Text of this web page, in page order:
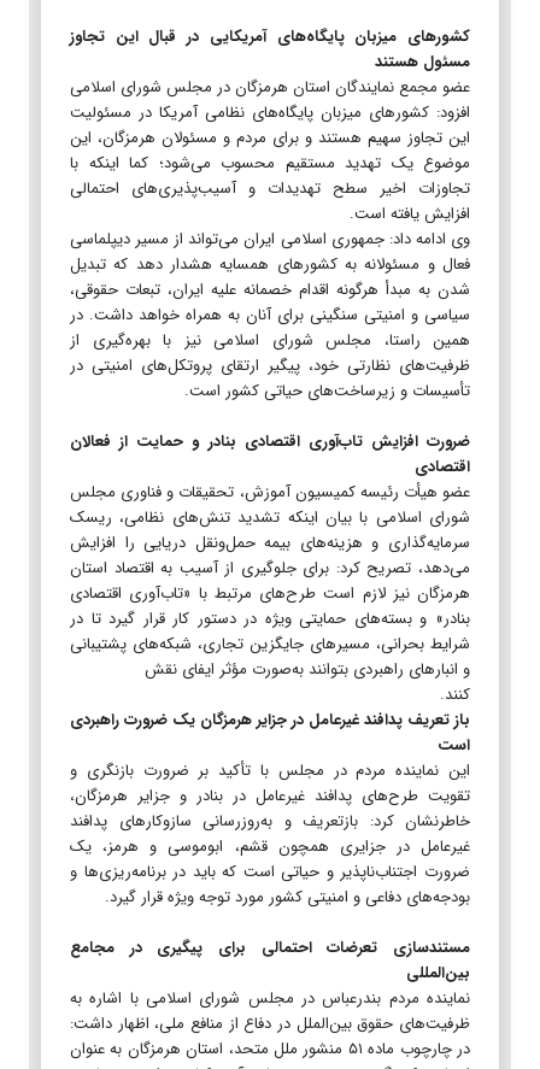
کشورهای میزبان پایگاه‌های آمریکایی در قبال این تجاوز
مسئول هستند
عضو مجمع نمایندگان استان هرمزگان در مجلس شورای اسلامی
افزود: کشورهای میزبان پایگاه‌های نظامی آمریکا در مسئولیت
این تجاوز سهیم هستند و برای مردم و مسئولان هرمزگان، این
موضوع یک تهدید مستقیم محسوب می‌شود؛ کما اینکه با
تجاوزات اخیر سطح تهدیدات و آسیب‌پذیری‌های احتمالی
افزایش یافته است.
وی ادامه داد: جمهوری اسلامی ایران می‌تواند از مسیر دیپلماسی
فعال و مسئولانه به کشورهای همسایه هشدار دهد که تبدیل
شدن به مبدأ هرگونه اقدام خصمانه علیه ایران، تبعات حقوقی،
سیاسی و امنیتی سنگینی برای آنان به همراه خواهد داشت. در
همین راستا، مجلس شورای اسلامی نیز با بهره‌گیری از
ظرفیت‌های نظارتی خود، پیگیر ارتقای پروتکل‌های امنیتی در
تأسیسات و زیرساخت‌های حیاتی کشور است.
ضرورت افزایش تاب‌آوری اقتصادی بنادر و حمایت از فعالان
اقتصادی
عضو هیأت رئیسه کمیسیون آموزش، تحقیقات و فناوری مجلس
شورای اسلامی با بیان اینکه تشدید تنش‌های نظامی، ریسک
سرمایه‌گذاری و هزینه‌های بیمه حمل‌ونقل دریایی را افزایش
می‌دهد، تصریح کرد: برای جلوگیری از آسیب به اقتصاد استان
هرمزگان نیز لازم است طرح‌های مرتبط با «تاب‌آوری اقتصادی
بنادر» و بسته‌های حمایتی ویژه در دستور کار قرار گیرد تا در
شرایط بحرانی، مسیرهای جایگزین تجاری، شبکه‌های پشتیبانی
و انبارهای راهبردی بتوانند به‌صورت مؤثر ایفای نقش
کنند.
باز تعریف پدافند غیرعامل در جزایر هرمزگان یک ضرورت راهبردی
است
این نماینده مردم در مجلس با تأکید بر ضرورت بازنگری و
تقویت طرح‌های پدافند غیرعامل در بنادر و جزایر هرمزگان،
خاطرنشان کرد: بازتعریف و به‌روزرسانی سازوکارهای پدافند
غیرعامل در جزایری همچون قشم، ابوموسی و هرمز، یک
ضرورت اجتناب‌ناپذیر و حیاتی است که باید در برنامه‌ریزی‌ها و
بودجه‌های دفاعی و امنیتی کشور مورد توجه ویژه قرار گیرد.
مستندسازی تعرضات احتمالی برای پیگیری در مجامع
بین‌المللی
نماینده مردم بندرعباس در مجلس شورای اسلامی با اشاره به
ظرفیت‌های حقوق بین‌الملل در دفاع از منافع ملی، اظهار داشت:
در چارچوب ماده ۵۱ منشور ملل متحد، استان هرمزگان به عنوان